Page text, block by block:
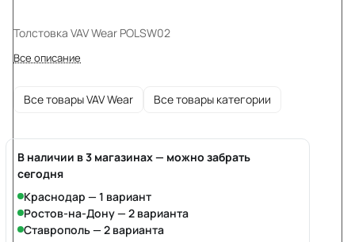
Толстовка VAV Wear POLSW02
Все описание
Все товары VAV Wear Все товары категории
В наличии в 3 магазинах — можно забрать
сегодня
Краснодар — 1 вариант
Ростов-на-Дону — 2 варианта
Ставрополь — 2 варианта